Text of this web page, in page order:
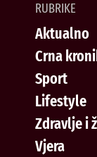
RUBRIKE
Aktualno
Crna
Sport
Lifestyle
Zdravlje i
Vjera